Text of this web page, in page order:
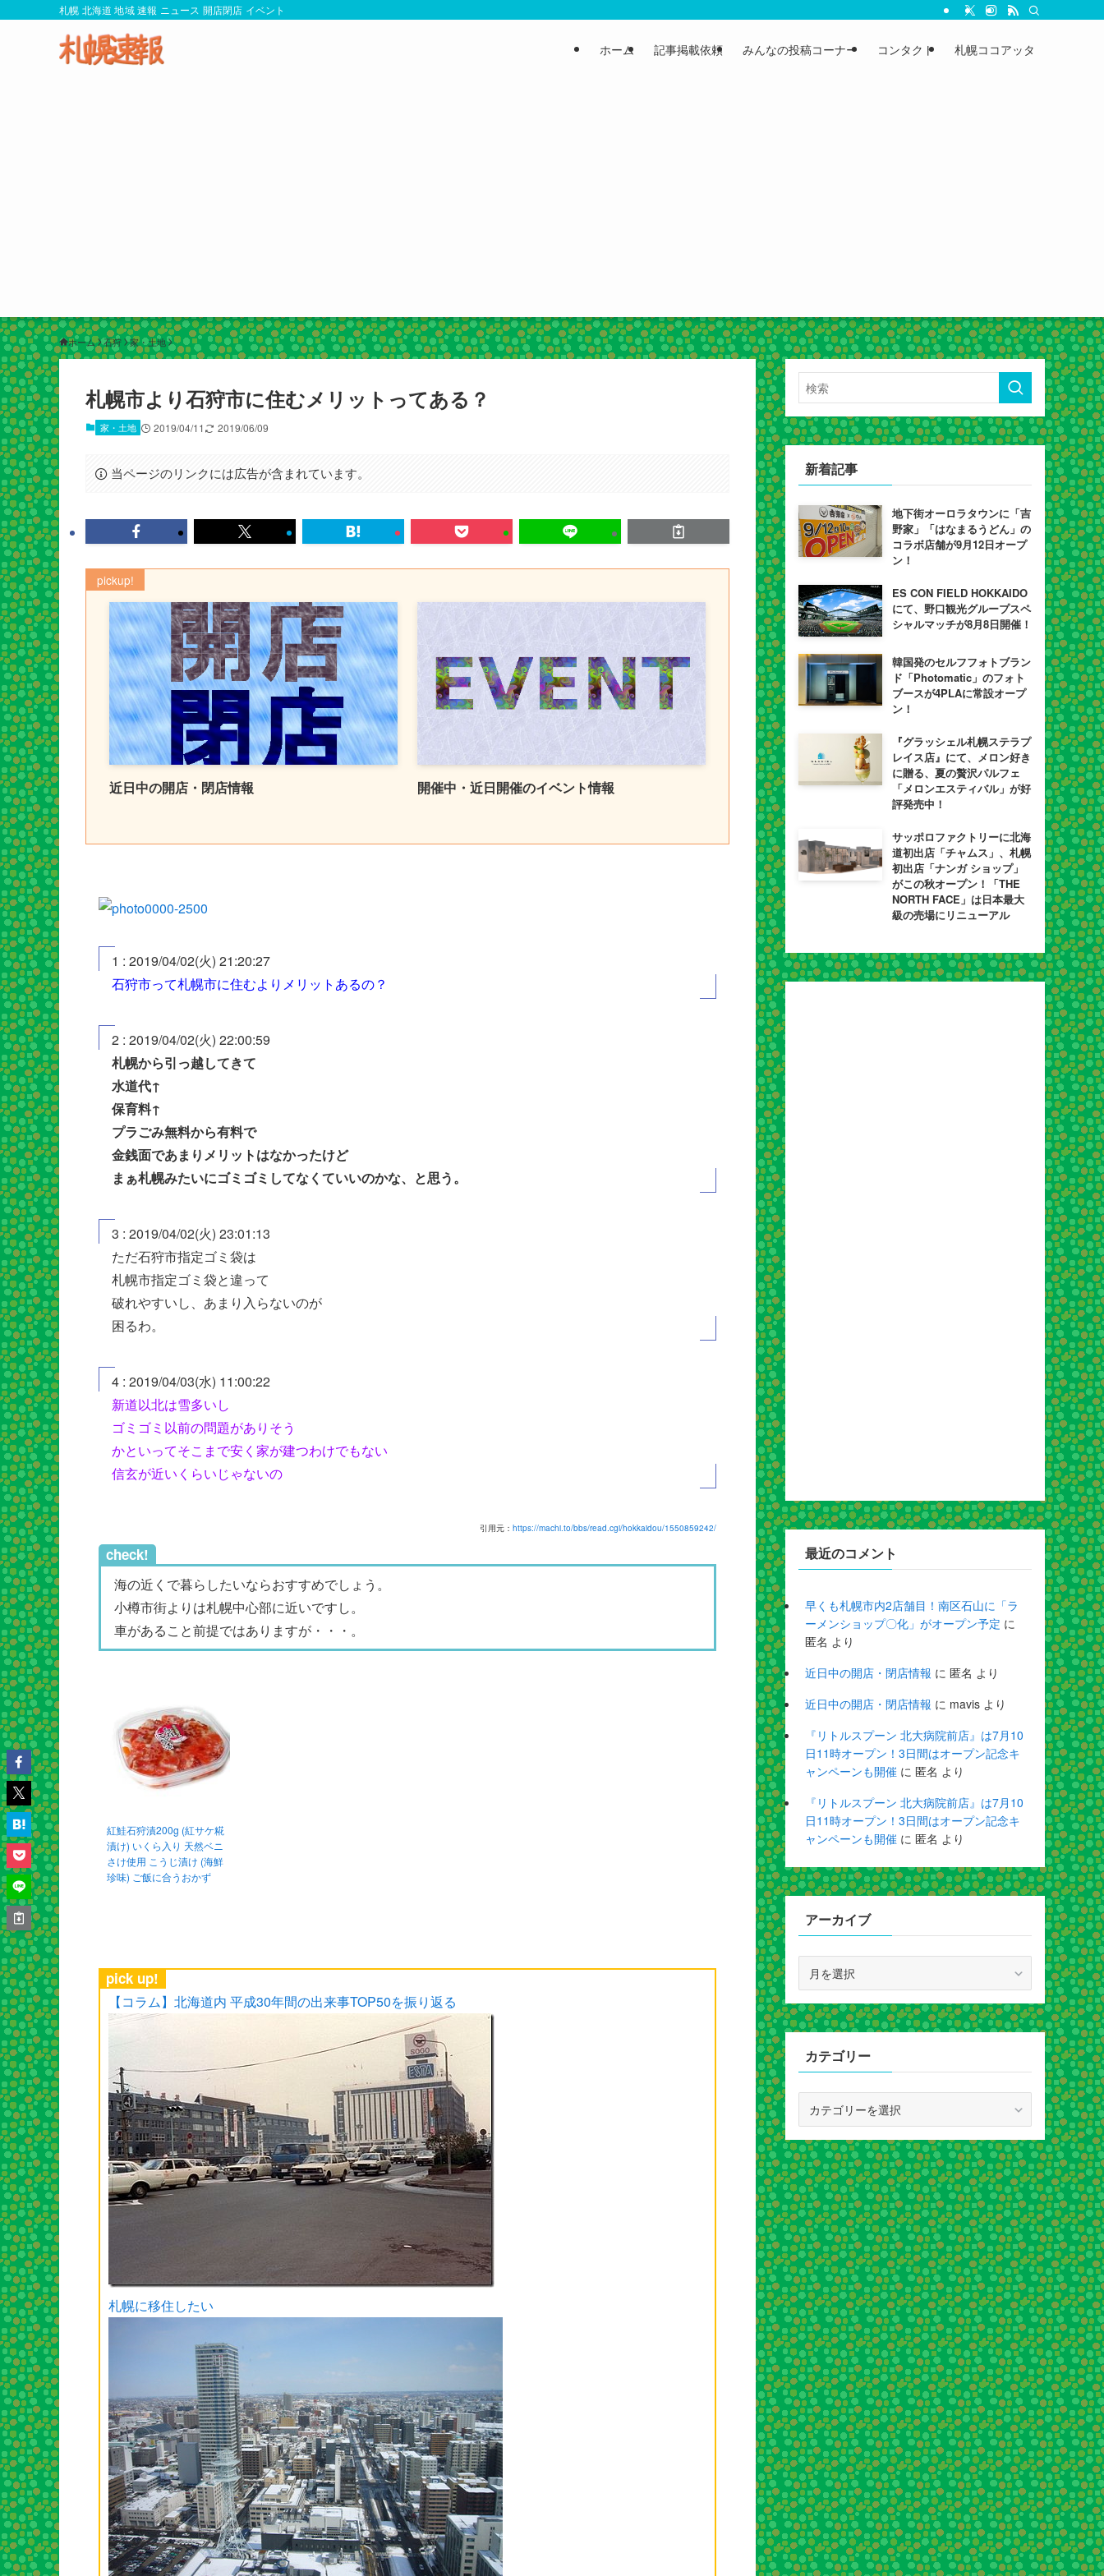
札幌 北海道 地域 速報 ニュース 開店閉店 イベント
ホーム 記事掲載依頼 みんなの投稿コーナー コンタクト 札幌ココアッタ
ホーム 石狩 家・土地
札幌市より石狩市に住むメリットってある？
家・土地 2019/04/11 2019/06/09
当ページのリンクには広告が含まれています。
pickup!
近日中の開店・閉店情報 開催中・近日開催のイベント情報
1 : 2019/04/02(火) 21:20:27
石狩市って札幌市に住むよりメリットあるの？
2 : 2019/04/02(火) 22:00:59
札幌から引っ越してきて
水道代↑
保育料↑
プラごみ無料から有料で
金銭面であまりメリットはなかったけど
まぁ札幌みたいにゴミゴミしてなくていいのかな、と思う。
3 : 2019/04/02(火) 23:01:13
ただ石狩市指定ゴミ袋は
札幌市指定ゴミ袋と違って
破れやすいし、あまり入らないのが
困るわ。
4 : 2019/04/03(水) 11:00:22
新道以北は雪多いし
ゴミゴミ以前の問題がありそう
かといってそこまで安く家が建つわけでもない
信玄が近いくらいじゃないの
引用元： https://machi.to/bbs/read.cgi/hokkaidou/1550859242/
check!
海の近くで暮らしたいならおすすめでしょう。
小樽市街よりは札幌中心部に近いですし。
車があること前提ではありますが・・・。
紅鮭石狩漬200g (紅サケ糀
漬け) いくら入り 天然ベニ
さけ使用 こうじ漬け (海鮮
珍味) ご飯に合うおかず
pick up!
【コラム】北海道内 平成30年間の出来事TOP50を振り返る
札幌に移住したい
新着記事
地下街オーロラタウンに「吉
野家」「はなまるうどん」の
コラボ店舗が9月12日オープ
ン！
ES CON FIELD HOKKAIDO
にて、野口観光グループスペ
シャルマッチが8月8日開催！
韓国発のセルフフォトブラン
ド「Photomatic」のフォト
ブースが4PLAに常設オープ
ン！
『グラッシェル札幌ステラプ
レイス店』にて、メロン好き
に贈る、夏の贅沢パルフェ
「メロンエスティバル」が好
評発売中！
サッポロファクトリーに北海
道初出店「チャムス」、札幌
初出店「ナンガ ショップ」
がこの秋オープン！「THE
NORTH FACE」は日本最大
級の売場にリニューアル
最近のコメント
早くも札幌市内2店舗目！南区石山に「ラ
ーメンショップ〇化」がオープン予定 に
匿名 より
近日中の開店・閉店情報 に 匿名 より
近日中の開店・閉店情報 に mavis より
『リトルスプーン 北大病院前店』は7月10
日11時オープン！3日間はオープン記念キ
ャンペーンも開催 に 匿名 より
『リトルスプーン 北大病院前店』は7月10
日11時オープン！3日間はオープン記念キ
ャンペーンも開催 に 匿名 より
アーカイブ
カ
イ
ブ
カテゴリー
ゴ
リ
ー